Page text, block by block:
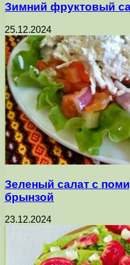
Зимний фруктовый
25.12.2024
Зеленый салат с
брынзой
23.12.2024